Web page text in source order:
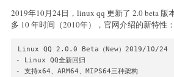
2019年10月24日，linux qq 更新了 2.0 beta 版
多 10 年时间（2010年），官网介绍的新特性：
Linux QQ 2.0.0 Beta（New）2019/10/24
- Linux QQ全新回归
- 支持x64、ARM64、MIPS64三种架构